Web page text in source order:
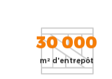
30 000
m² d'entrepôt